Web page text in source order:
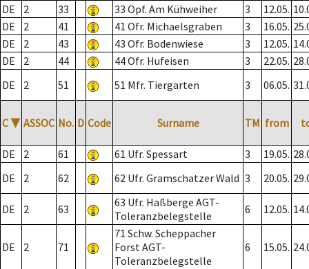
DE
2 33 33 Opf. Am Kühweiher 3 12.05.
DE
2 41 41 Ofr. Michaelsgraben 3 16.05.
DE
2 43 43 Ofr. Bodenwiese 3 12.05.
DE
2 44 44 Ofr. Hufeisen 3 22.05.
DE
2 51 51 Mfr. Tiergarten 3 06.05.
C ▼ ASSOC No. D Code Surname TM from
DE 2 61 61 Ufr. Spessart 3 19.05.
DE
2 62 62 Ufr. Gramschatzer Wald 3 20.05.
DE 2 63
63 Ufr. Haßberge AGT-
Toleranzbelegstelle
6 12.05.
DE 2 71
71 Schw. Scheppacher
Forst AGT-
Toleranzbelegstelle
6 15.05.